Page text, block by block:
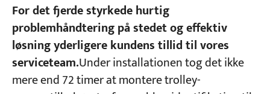
For det fjerde styrkede hurtig
problemhåndtering på stedet og effektiv
løsning yderligere kundens tillid til vores
serviceteam.Under installationen tog det ikke
mere end 72 timer at montere trolley-